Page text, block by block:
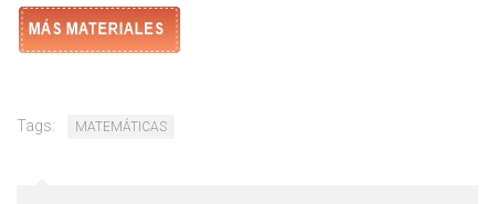
Tags: MATEMÁTICAS